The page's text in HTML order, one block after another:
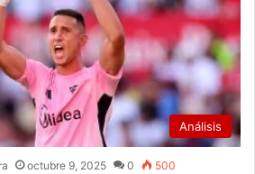
Análisis
octubre 9, 2025 0 500